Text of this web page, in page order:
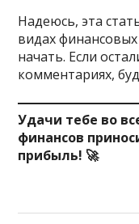
Надеюсь, эта
видах
начать. Если
комментариях,
Удачи тебе во
финансов
прибыль! 🚀